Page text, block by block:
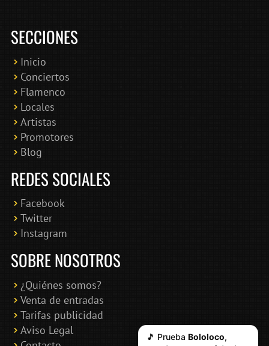
SECCIONES
Inicio
Conciertos
Flamenco
Locales
Artistas
Promotores
Blog
REDES SOCIALES
Facebook
Twitter
Instagram
SOBRE NOSOTROS
¿Quiénes somos?
Venta de entradas
Tarifas publicidad
Aviso Legal
🎵 Prueba Bololoco,